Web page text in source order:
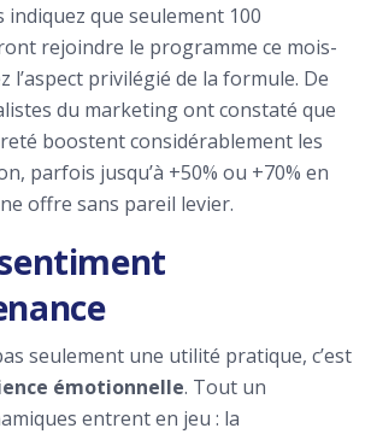
que seulement 100
rejoindre le programme ce mois-
l’aspect privilégié de la formule. De
du marketing ont constaté que
boostent considérablement les
parfois jusqu’à +50% ou +70% en
offre sans pareil levier.
seulement une utilité pratique, c’est
émotionnelle. Tout un
entrent en jeu : la